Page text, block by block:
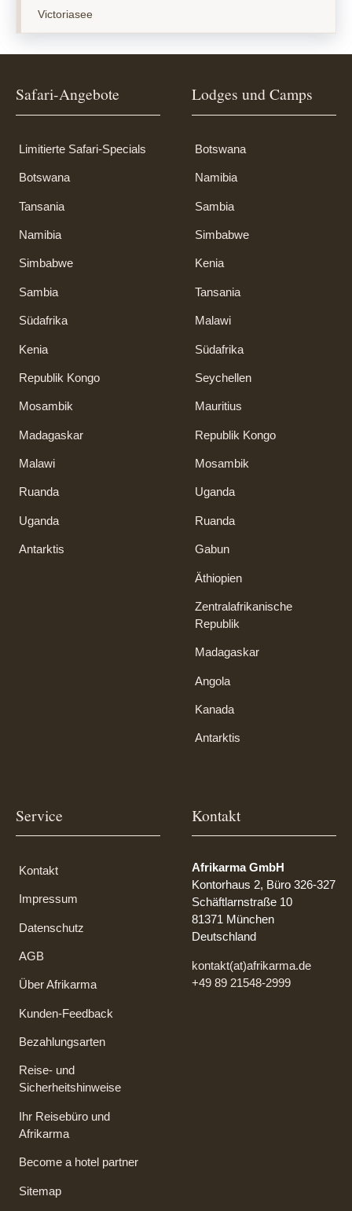
Victoriasee
Safari-Angebote
Limitierte Safari-Specials
Botswana
Tansania
Namibia
Simbabwe
Sambia
Südafrika
Kenia
Republik Kongo
Mosambik
Madagaskar
Malawi
Ruanda
Uganda
Antarktis
Lodges und Camps
Botswana
Namibia
Sambia
Simbabwe
Kenia
Tansania
Malawi
Südafrika
Seychellen
Mauritius
Republik Kongo
Mosambik
Uganda
Ruanda
Gabun
Äthiopien
Zentralafrikanische
Republik
Madagaskar
Angola
Kanada
Antarktis
Service
Kontakt
Impressum
Datenschutz
AGB
Über Afrikarma
Kunden-Feedback
Bezahlungsarten
Reise- und
Sicherheitshinweise
Ihr Reisebüro und
Afrikarma
Become a hotel partner
Sitemap
Kontakt
Afrikarma GmbH
Kontorhaus 2, Büro 326-327
Schäftlarnstraße 10
81371 München
Deutschland
kontakt(at)afrikarma.de
+49 89 21548-2999